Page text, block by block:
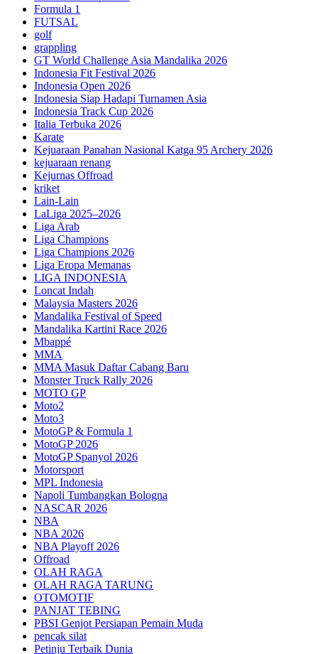
Formula 1
FUTSAL
golf
grappling
GT World Challenge Asia Mandalika 2026
Indonesia Fit Festival 2026
Indonesia Open 2026
Indonesia Siap Hadapi Turnamen Asia
Indonesia Track Cup 2026
Italia Terbuka 2026
Karate
Kejuaraan Panahan Nasional Katga 95 Archery 2026
kejuaraan renang
Kejurnas Offroad
kriket
Lain-Lain
LaLiga 2025–2026
Liga Arab
Liga Champions
Liga Champions 2026
Liga Eropa Memanas
LIGA INDONESIA
Loncat Indah
Malaysia Masters 2026
Mandalika Festival of Speed
Mandalika Kartini Race 2026
Mbappé
MMA
MMA Masuk Daftar Cabang Baru
Monster Truck Rally 2026
MOTO GP
Moto2
Moto3
MotoGP & Formula 1
MotoGP 2026
MotoGP Spanyol 2026
Motorsport
MPL Indonesia
Napoli Tumbangkan Bologna
NASCAR 2026
NBA
NBA 2026
NBA Playoff 2026
Offroad
OLAH RAGA
OLAH RAGA TARUNG
OTOMOTIF
PANJAT TEBING
PBSI Genjot Persiapan Pemain Muda
pencak silat
Petinju Terbaik Dunia